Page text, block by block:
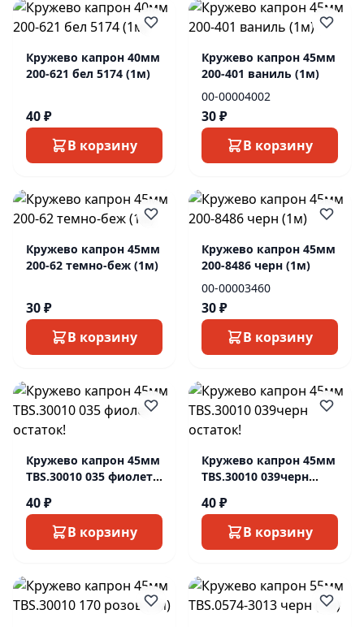
Кружево капрон 40мм
200-621 бел 5174 (1м)
40 ₽
В корзину
Кружево капрон 45мм
200-401 ваниль (1м)
00-00004002
30 ₽
В корзину
Кружево капрон 45мм
200-62 темно-беж (1м)
30 ₽
В корзину
Кружево капрон 45мм
200-8486 черн (1м)
00-00003460
30 ₽
В корзину
Кружево капрон 45мм
ТBS.30010 035 фиолет
40 ₽
В корзину
Кружево капрон 45мм
ТBS.30010 039черн
40 ₽
В корзину